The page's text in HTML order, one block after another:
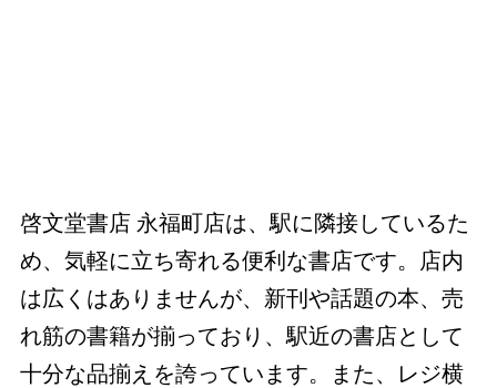
啓文堂書店 永福町店は、駅に隣接しているた
め、気軽に立ち寄れる便利な書店です。店内
は広くはありませんが、新刊や話題の本、売
れ筋の書籍が揃っており、駅近の書店として
十分な品揃えを誇っています。また、レジ横